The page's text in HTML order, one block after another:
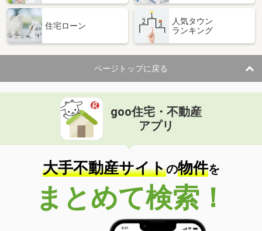
住宅ローン
人気タウン
ランキング
ページトップに戻る
goo住宅・不動産
アプリ
大手不動産サイトの物件を
まとめて検索！